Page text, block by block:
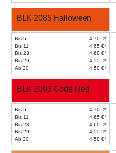
BLK 2085 Halloween
Bis 5
4,70 €*
Bis 11
4,65 €*
Bis 23
4,60 €*
Bis 29
4,55 €*
Ab 30
4,50 €*
BLK 2093 Code Red
Bis 5
4,70 €*
Bis 11
4,65 €*
Bis 23
4,60 €*
Bis 29
4,55 €*
Ab 30
4,50 €*